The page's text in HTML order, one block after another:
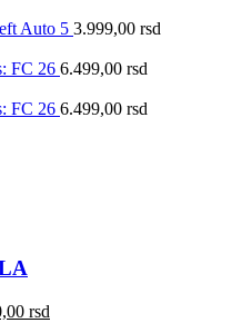
Auto 5 3.999,00 rsd
FC 26 6.499,00 rsd
FC 26 6.499,00 rsd
rsd